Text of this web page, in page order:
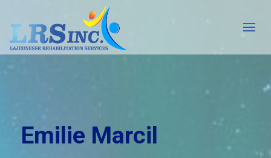
Emilie Marcil